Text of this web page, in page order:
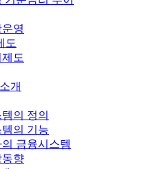
영
도
도
개
의 정의
의 기능
금융시스템
동향